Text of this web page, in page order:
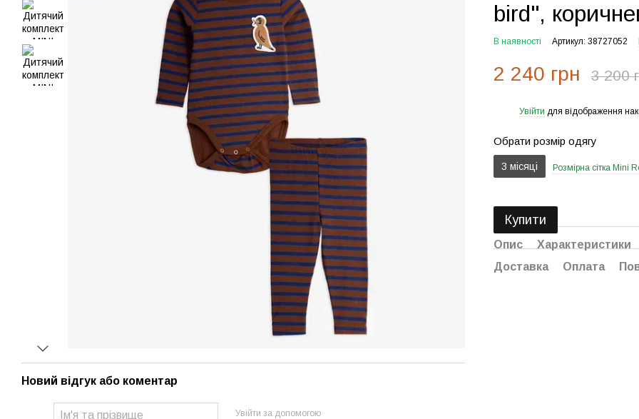
Новий відгук або коментар
Увійти за допомогою
bird",
В наявності Артикул: 38727052
2 240 грн 3 200
Увійти для відображення
Обрати розмір одягу
3 місяці Розмірна сітка Mini
Купити
Опис
Характеристики
Доставка
Оплата